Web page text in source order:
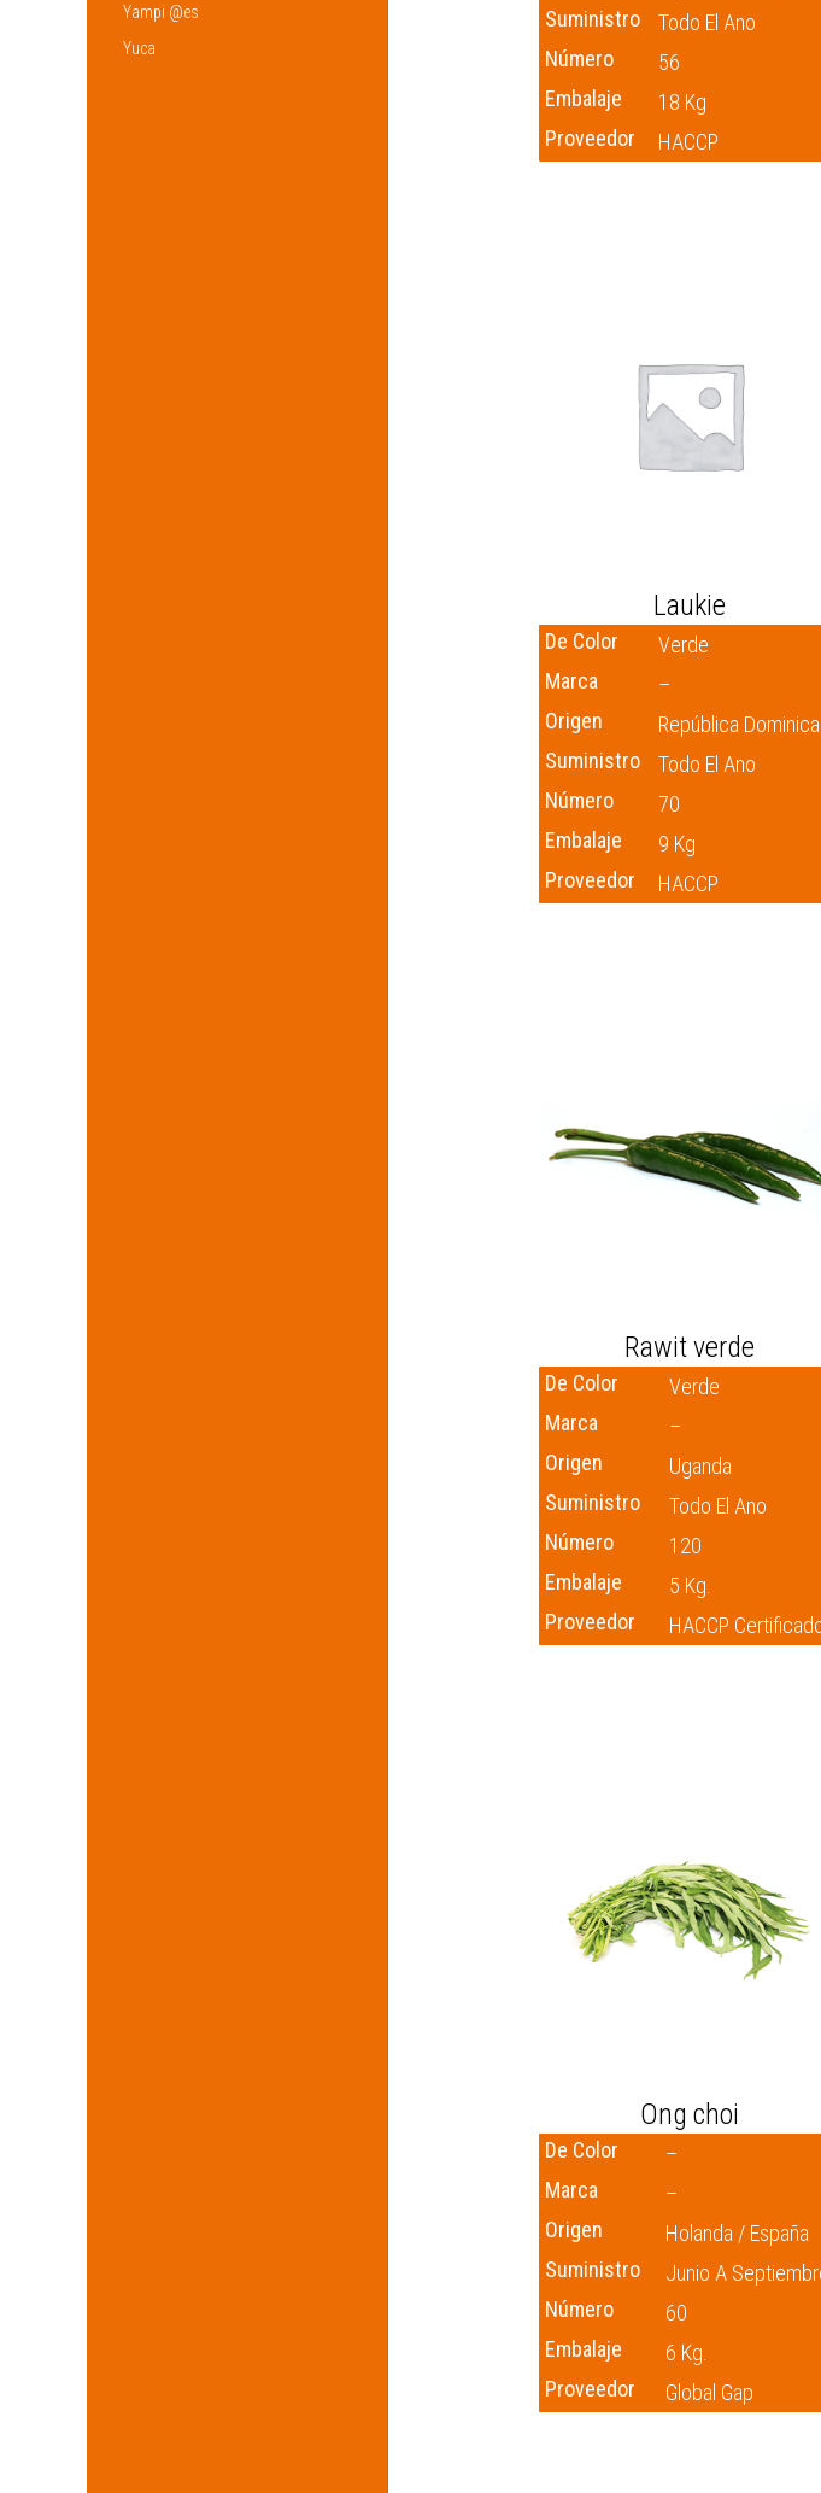
Suministro
Todo El Ano
Número
56
Embalaje
18 Kg
Proveedor
HACCP
Laukie
De Color
Verde
Marca
–
Origen
República
Suministro
Todo El Ano
Número
70
Embalaje
9 Kg
Proveedor
HACCP
Rawit verde
De Color
Verde
Marca
–
Origen
Uganda
Suministro
Todo El Ano
Número
120
Embalaje
5 Kg.
Proveedor
HACCP
Ong choi
De Color
–
Marca
–
Origen
Holanda / España
Suministro
Junio ​​a
Número
60
Embalaje
6 Kg.
Proveedor
Global Gap
Yampi @es
Yuca